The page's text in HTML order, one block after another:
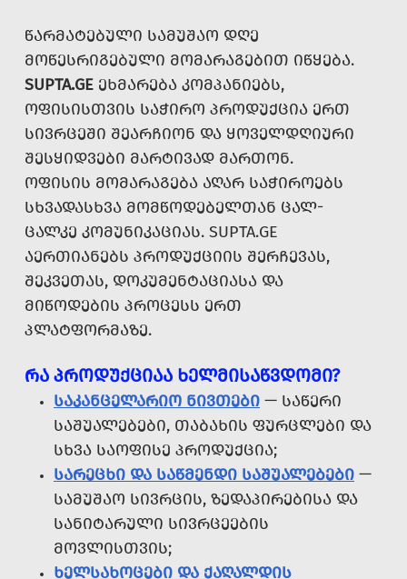
ᲬᲐᲠᲛᲐᲢᲔᲑᲣᲚᲘ ᲡᲐᲛᲣᲨᲐᲝ ᲓᲦᲔ
ᲛᲝᲬᲔᲡᲠᲘᲒᲔᲑᲣᲚᲘ ᲛᲝᲛᲐᲠᲐᲒᲔᲑᲘᲗ ᲘᲬᲧᲔᲑᲐ.
SUPTA.GE ᲔᲮᲛᲐᲠᲔᲑᲐ ᲙᲝᲛᲞᲐᲜᲘᲔᲑᲡ,
ᲝᲤᲘᲡᲘᲡᲗᲕᲘᲡ ᲡᲐᲭᲘᲠᲝ ᲞᲠᲝᲓᲣᲥᲪᲘᲐ ᲔᲠᲗ
ᲡᲘᲕᲠᲪᲔᲨᲘ ᲨᲔᲐᲠᲩᲘᲝᲜ ᲓᲐ ᲧᲝᲕᲔᲚᲓᲦᲘᲣᲠᲘ
ᲨᲔᲡᲧᲘᲓᲕᲔᲑᲘ ᲛᲐᲠᲢᲘᲕᲐᲓ ᲛᲐᲠᲗᲝᲜ.
ᲝᲤᲘᲡᲘᲡ ᲛᲝᲛᲐᲠᲐᲒᲔᲑᲐ ᲐᲦᲐᲠ ᲡᲐᲭᲘᲠᲝᲔᲑᲡ
ᲡᲮᲕᲐᲓᲐᲡᲮᲕᲐ ᲛᲝᲛᲬᲝᲓᲔᲑᲔᲚᲗᲐᲜ ᲪᲐᲚ-
ᲪᲐᲚᲙᲔ ᲙᲝᲛᲣᲜᲘᲙᲐᲪᲘᲐᲡ. SUPTA.GE
ᲐᲔᲠᲗᲘᲐᲜᲔᲑᲡ ᲞᲠᲝᲓᲣᲥᲪᲘᲘᲡ ᲨᲔᲠᲩᲔᲕᲐᲡ,
ᲨᲔᲙᲕᲔᲗᲐᲡ, ᲓᲝᲙᲣᲛᲔᲜᲢᲐᲪᲘᲐᲡᲐ ᲓᲐ
ᲛᲘᲬᲝᲓᲔᲑᲘᲡ ᲞᲠᲝᲪᲔᲡᲡ ᲔᲠᲗ
ᲞᲚᲐᲢᲤᲝᲠᲛᲐᲖᲔ.
ᲠᲐ ᲞᲠᲝᲓᲣᲥᲪᲘᲐᲐ ᲮᲔᲚᲛᲘᲡᲐᲬᲕᲓᲝᲛᲘ?
ᲡᲐᲙᲐᲜᲪᲔᲚᲐᲠᲘᲝ ᲜᲘᲕᲗᲔᲑᲘ — ᲡᲐᲬᲔᲠᲘ
ᲡᲐᲨᲣᲐᲚᲔᲑᲔᲑᲘ, ᲗᲐᲑᲐᲮᲘᲡ ᲤᲣᲠᲪᲚᲔᲑᲘ ᲓᲐ
ᲡᲮᲕᲐ ᲡᲐᲝᲤᲘᲡᲔ ᲞᲠᲝᲓᲣᲥᲪᲘᲐ;
ᲡᲐᲠᲔᲪᲮᲘ ᲓᲐ ᲡᲐᲬᲛᲔᲜᲓᲘ ᲡᲐᲨᲣᲐᲚᲔᲑᲔᲑᲘ —
ᲡᲐᲛᲣᲨᲐᲝ ᲡᲘᲕᲠᲪᲘᲡ, ᲖᲔᲓᲐᲞᲘᲠᲔᲑᲘᲡᲐ ᲓᲐ
ᲡᲐᲜᲘᲢᲐᲠᲣᲚᲘ ᲡᲘᲕᲠᲪᲔᲔᲑᲘᲡ
ᲛᲝᲕᲚᲘᲡᲗᲕᲘᲡ;
ᲮᲔᲚᲡᲐᲮᲝᲪᲔᲑᲘ ᲓᲐ ᲥᲐᲦᲐᲚᲓᲘᲡ